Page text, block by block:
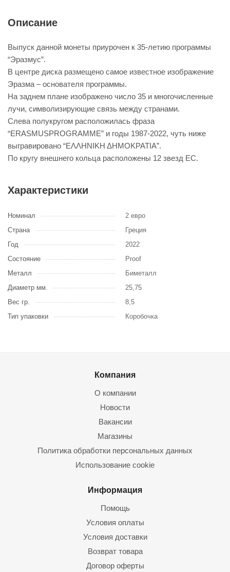
Описание
Выпуск данной монеты приурочен к 35-летию программы
“Эразмус”.
В центре диска размещено самое известное изображение
Эразма – основателя программы.
На заднем плане изображено число 35 и многочисленные
лучи, символизирующие связь между странами.
Слева полукругом расположилась фраза
“ERASMUSPROGRAMME” и годы 1987-2022, чуть ниже
выгравировано “ΕΛΛΗΝΙΚΗ ΔΗΜΟΚΡΑΤΙΑ”.
По кругу внешнего кольца расположены 12 звезд ЕС.
Характеристики
Номинал
2 евро
Страна
Греция
Год
2022
Состояние
Proof
Металл
Биметалл
Диаметр мм.
25,75
Вес гр.
8,5
Тип упаковки
Коробочка
Компания
О компании
Новости
Вакансии
Магазины
Политика обработки персональных данных
Использование cookie
Информация
Помощь
Условия оплаты
Условия доставки
Возврат товара
Договор оферты